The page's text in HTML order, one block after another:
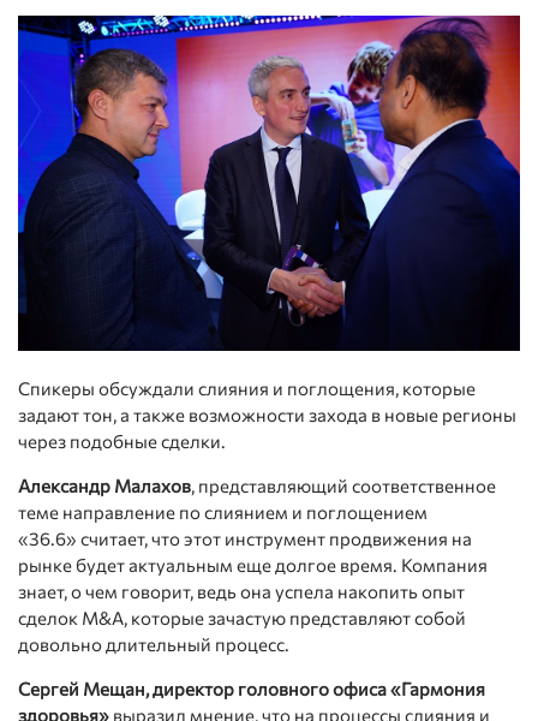
Спикеры обсуждали слияния и поглощения, которые
задают тон, а также возможности захода в новые регионы
через подобные сделки.
Александр Малахов, представляющий соответственное
теме направление по слиянием и поглощением
«36.6» считает, что этот инструмент продвижения на
рынке будет актуальным еще долгое время. Компания
знает, о чем говорит, ведь она успела накопить опыт
сделок M&A, которые зачастую представляют собой
довольно длительный процесс.
Сергей Мещан, директор головного офиса «Гармония
здоровья» выразил мнение, что на процессы слияния и